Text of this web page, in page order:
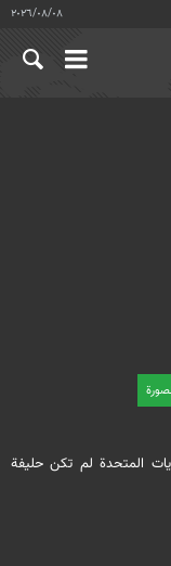
٠٨‏/٠٨‏/٢٠٢٦
المتحدة لم تكن حليفة